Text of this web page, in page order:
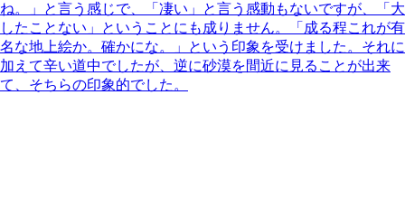
ね。」と言う感じで、「凄い」と言う感動もないですが、「大
したことない」ということにも成りません。「成る程これが有
名な地上絵か。確かにな。」という印象を受けました。それに
加えて辛い道中でしたが、逆に砂漠を間近に見ることが出来
て、そちらの印象的でした。